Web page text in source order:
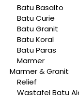
Batu Basalto
Batu Curie
Batu Granit
Batu Koral
Batu Paras
Marmer
Marmer & Granit
Relief
Wastafel Batu